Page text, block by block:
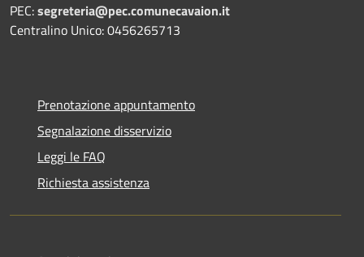
PEC:segreteria@pec.comunecavaion.it
Centralino Unico: 0456265713
Prenotazione appuntamento
Segnalazione disservizio
Leggi le FAQ
Richiesta assistenza